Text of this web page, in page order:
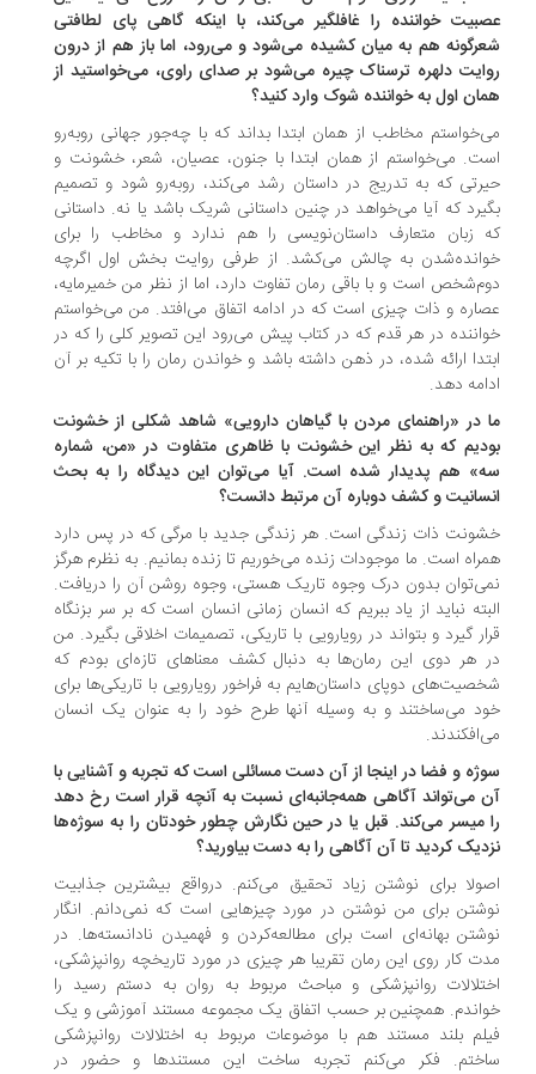
خواننده را غافلگیر می‌کند، با اینکه گاهی پای لطافتی
هم به میان کشیده می‌شود و می‌رود، اما باز هم از درون
دلهره ترسناک چیره می‌شود بر صدای راوی، می‌خواستید از
اول به خواننده شوک وارد کنید؟
مخاطب از همان ابتدا بداند که با چه‌جور جهانی روبه‌رو
می‌خواستم از همان ابتدا با جنون، عصیان، شعر، خشونت و
که به تدریج در داستان رشد می‌کند، روبه‌رو شود و تصمیم
که آیا می‌خواهد در چنین داستانی شریک باشد یا نه. داستانی
زبان متعارف داستان‌نویسی را هم ندارد و مخاطب را برای
به چالش می‌کشد. از طرفی روایت بخش اول اگرچه
است و با باقی رمان تفاوت دارد، اما از نظر من خمیرمایه،
و ذات چیزی است که در ادامه اتفاق می‌افتد. من می‌خواستم
در هر قدم که در کتاب پیش می‌رود این تصویر کلی را که در
ارائه شده، در ذهن داشته باشد و خواندن رمان را با تکیه بر آن
دهد.
در «راهنمای مردن با گیاهان دارویی»‌ شاهد شکلی از خشونت
که به نظر این خشونت با ظاهری متفاوت در «من، شماره
هم پدیدار شده است. آیا می‌توان این دیدگاه را به بحث
و کشف دوباره آن مرتبط دانست؟
ذات زندگی است. هر زندگی جدید با مرگی که در پس دارد
است. ما موجودات زنده می‌خوریم تا زنده بمانیم. به نظرم هرگز
بدون درک وجوه تاریک هستی، وجوه روشن آن را دریافت.
نباید از یاد ببریم که انسان زمانی انسان است که بر سر بزنگاه
گیرد و بتواند در رویارویی با تاریکی، تصمیمات اخلاقی بگیرد. من
هر دوی این رمان‌ها به دنبال کشف معناهای تازه‌ای بودم که
دوپای داستان‌هایم به فراخور رویارویی با تاریکی‌ها برای
می‌ساختند و به وسیله آنها طرح خود را به عنوان یک انسان
و فضا در اینجا از آن دست مسائلی‌ است که تجربه و آشنایی با
می‌تواند آگاهی همه‌جانبه‌ای نسبت به آنچه قرار است رخ دهد
میسر می‌کند. قبل یا در حین نگارش چطور خودتان را به سوژه‌ها
کردید تا آن آگاهی را به دست بیاورید؟
برای نوشتن زیاد تحقیق می‌کنم. درواقع بیشترین جذابیت
برای من نوشتن در مورد چیزهایی است که نمی‌دانم. انگار
بهانه‌ای است برای مطالعه‌کردن و فهمیدن نادانسته‌ها. در
کار روی این رمان تقریبا هر چیزی در مورد تاریخچه روانپزشکی،
روانپزشکی و مباحث مربوط به روان به دستم رسید را
همچنین بر حسب اتفاق یک مجموعه مستند آموزشی و یک
بلند مستند هم با موضوعات مربوط به اختلالات روانپزشکی
فکر می‌کنم تجربه ساخت این مستندها و حضور در